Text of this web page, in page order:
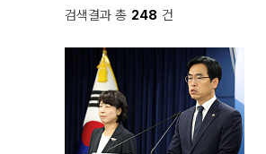
검색결과 총 248 건